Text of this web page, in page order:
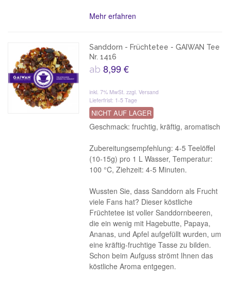
Mehr erfahren
Sanddorn - Früchtetee - GAIWAN Tee
Nr. 1416
ab8,99 €
inkl. 7% MwSt.zzgl. Versand
Lieferfrist: 1-5 Tage
NICHT AUF LAGER
Geschmack: fruchtig, kräftig, aromatisch
Zubereitungsempfehlung: 4-5 Teelöffel
(10-15g) pro 1 L Wasser, Temperatur:
100 °C, Ziehzeit: 4-5 Minuten.
Wussten Sie, dass Sanddorn als Frucht
viele Fans hat? Dieser köstliche
Früchtetee ist voller Sanddornbeeren,
die ein wenig mit Hagebutte, Papaya,
Ananas, und Apfel aufgefüllt wurden, um
eine kräftig-fruchtige Tasse zu bilden.
Schon beim Aufguss strömt Ihnen das
köstliche Aroma entgegen.